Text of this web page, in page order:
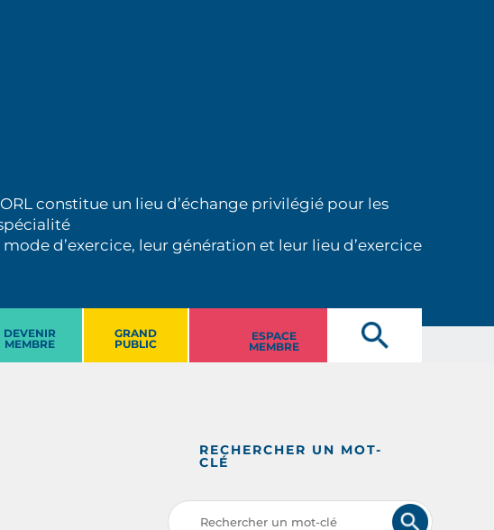
constitue un lieu d’échange privilégié pour les
d’exercice, leur génération et leur lieu d’exercice
DEVENIR
MEMBRE
GRAND
PUBLIC
ESPACE
MEMBRE
RECHERCHER UN MOT-
CLÉ